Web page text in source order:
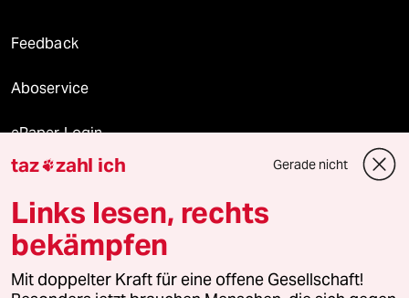
Feedback
Aboservice
ePaper Login
Downloads für Abonnierende
© 2026 taz Verlags und Vertriebs GmbH
Alle Rechte vorbehalten. Bei rechtlichen Fragen oder für Genehmigungen
wenden Sie sich bitte an
lizenzen@taz.de
taz zahl ich Gerade nicht
Links lesen, rechts
bekämpfen
Mit doppelter Kraft für eine offene Gesellschaft!